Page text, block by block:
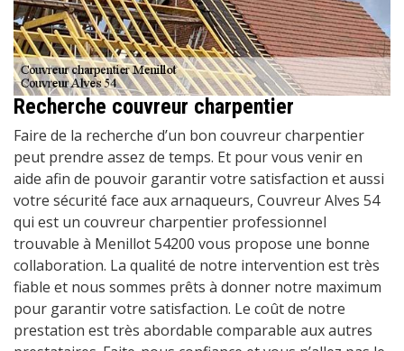
Recherche couvreur charpentier
Faire de la recherche d’un bon couvreur charpentier
peut prendre assez de temps. Et pour vous venir en
aide afin de pouvoir garantir votre satisfaction et aussi
votre sécurité face aux arnaqueurs, Couvreur Alves 54
qui est un couvreur charpentier professionnel
trouvable à Menillot 54200 vous propose une bonne
collaboration. La qualité de notre intervention est très
fiable et nous sommes prêts à donner notre maximum
pour garantir votre satisfaction. Le coût de notre
prestation est très abordable comparable aux autres